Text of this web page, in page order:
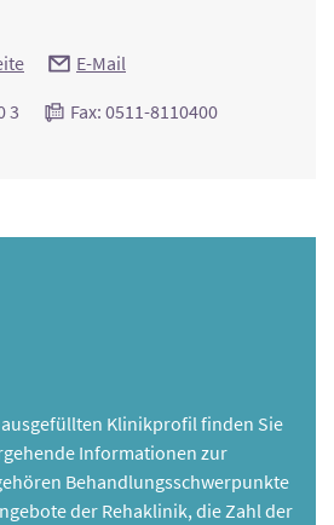
E-Mail
3 Fax: 0511-8110400
Klinikprofil finden Sie
Informationen zur
Behandlungsschwerpunkte
der Rehaklinik, die Zahl der